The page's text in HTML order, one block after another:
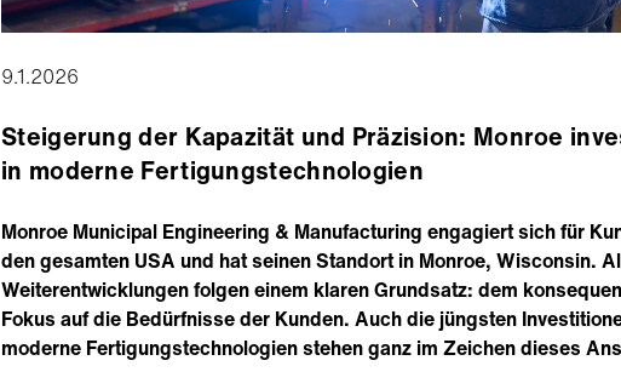
9.1.2026
Steigerung der Kapazität und Präzision: Monroe
in moderne Fertigungstechnologien
Monroe Municipal Engineering & Manufacturing engagiert sich für
den gesamten USA und hat seinen Standort in Monroe, Wisconsin.
Weiterentwicklungen folgen einem klaren Grundsatz: dem
Fokus auf die Bedürfnisse der Kunden. Auch die jüngsten
moderne Fertigungstechnologien stehen ganz im Zeichen dieses